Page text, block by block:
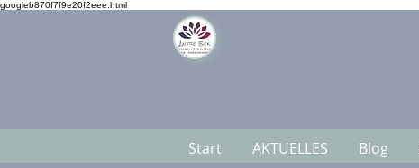
googleb870f7f9e20f2eee.html
Start AKTUELLES Blog